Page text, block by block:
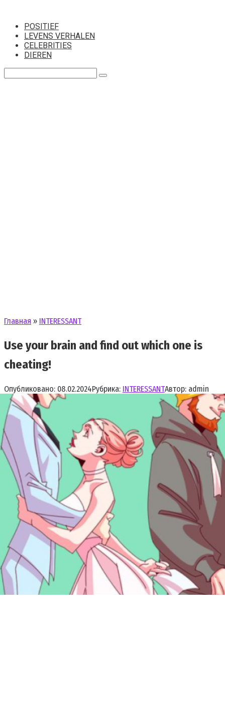
контентуPOSITIEF
LEVENS VERHALEN
CELEBRITIES
DIEREN
Главная » INTERESSANT
Use your brain and find out which one is
cheating!
Опубликовано: 08.02.2024Рубрика: INTERESSANTАвтор: admin